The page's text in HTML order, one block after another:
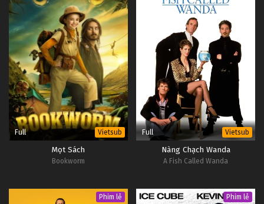
Full Vietsub
Mọt Sách
Bookworm
Full Vietsub
Nàng Chạch Wanda
A Fish Called Wanda
Phim lẻ Phim lẻ